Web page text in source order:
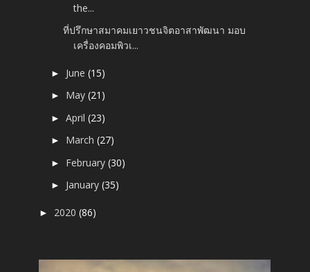
the...
ที่ปรึกษาสมาคมเยาวชนจิตอาสาพัฒนา มอบ
เครื่องคอมพิวเ...
► June(15)
► May(21)
►April(23)
► March(27)
► February(30)
► January(35)
► 2020(86)